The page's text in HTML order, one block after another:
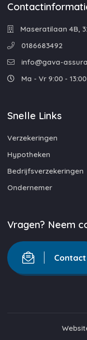
Maseratilaan 4B,
0186683492
info@gava-
Ma - Vr 9:00 -
Snelle Links
Verzekeringen
Hypotheken
Bedrijfsverzekeringen
Ondernemer
Vragen? Neem
Contact